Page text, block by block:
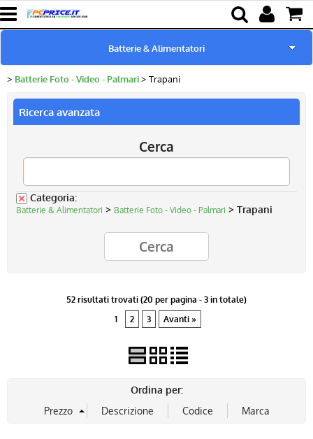
Home page
Batterie & Alimentatori
Ricambi per Notebook
Componenti
Lampade proiettori
Batterie Foto - Video - Palmari Trapani
Ricerca avanzata
Cerca
Categoria:
Batterie & Alimentatori > Batterie Foto - Video - Palmari > Trapani
52 risultati trovati (20 per pagina - 3 in totale)
1
2 3 Avanti »
Ordina per: